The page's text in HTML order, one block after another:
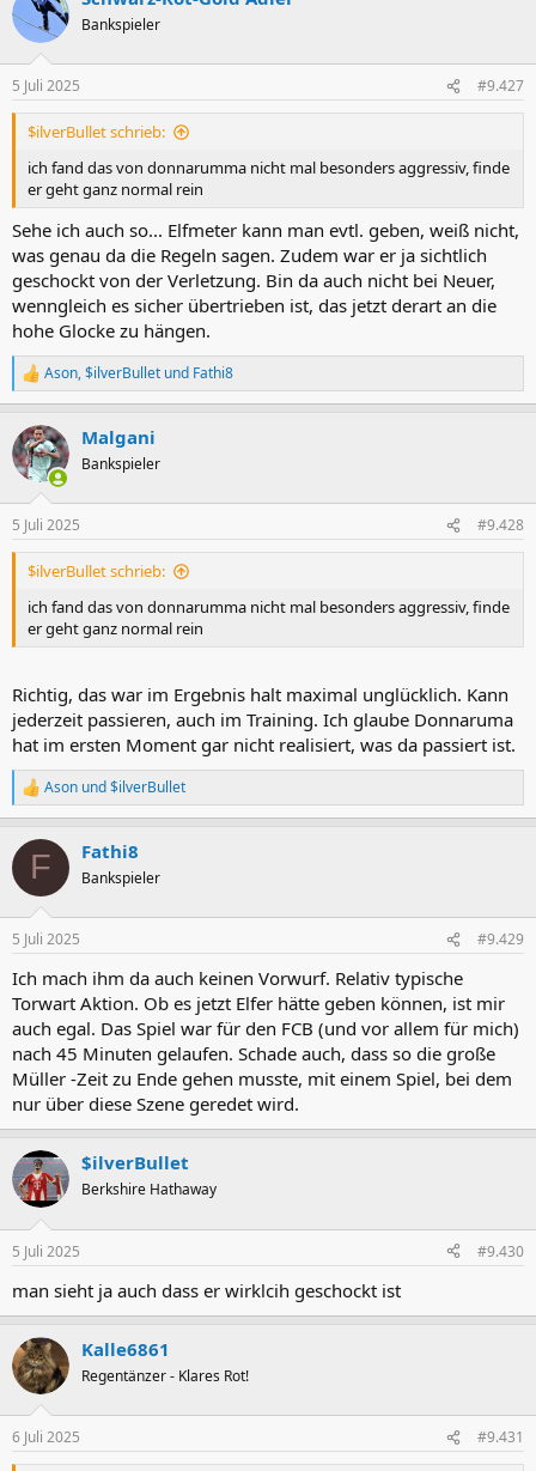
t
i
e
n
Bankspieler
5 Juli 2025 #9.427
$ilverBullet schrieb:
ich fand das von donnarumma nicht mal besonders aggressiv, finde
er geht ganz normal rein
Sehe ich auch so... Elfmeter kann man evtl. geben, weiß nicht,
was genau da die Regeln sagen. Zudem war er ja sichtlich
geschockt von der Verletzung. Bin da auch nicht bei Neuer,
wenngleich es sicher übertrieben ist, das jetzt derart an die
hohe Glocke zu hängen.
R
e
k
t
i
e
n
Ason,$ilverBullet und Fathi8
Malgani
Bankspieler
5 Juli 2025 #9.428
$ilverBullet schrieb:
ich fand das von donnarumma nicht mal besonders aggressiv, finde
er geht ganz normal rein
Richtig, das war im Ergebnis halt maximal unglücklich. Kann
jederzeit passieren, auch im Training. Ich glaube Donnaruma
hat im ersten Moment gar nicht realisiert, was da passiert ist.
R
e
k
i
e
:
Ason und$ilverBullet
F Fathi8
Bankspieler
5 Juli 2025 #9.429
Ich mach ihm da auch keinen Vorwurf. Relativ typische
Torwart Aktion. Ob es jetzt Elfer hätte geben können, ist mir
auch egal. Das Spiel war für den FCB (und vor allem für mich)
nach 45 Minuten gelaufen. Schade auch, dass so die große
Müller -Zeit zu Ende gehen musste, mit einem Spiel, bei dem
nur über diese Szene geredet wird.
$ilverBullet
Berkshire Hathaway
5 Juli 2025 #9.430
man sieht ja auch dass er wirklcih geschockt ist
Kalle6861
Regentänzer - Klares Rot!
6 Juli 2025 #9.431